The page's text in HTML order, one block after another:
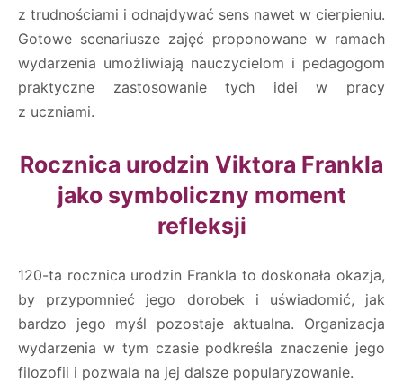
z trudnościami i odnajdywać sens nawet w cierpieniu.
Gotowe scenariusze zajęć proponowane w ramach
wydarzenia umożliwiają nauczycielom i pedagogom
praktyczne zastosowanie tych idei w pracy
z uczniami.
Rocznica urodzin Viktora Frankla
jako symboliczny moment
refleksji
120-ta rocznica urodzin Frankla to doskonała okazja,
by przypomnieć jego dorobek i uświadomić, jak
bardzo jego myśl pozostaje aktualna. Organizacja
wydarzenia w tym czasie podkreśla znaczenie jego
filozofii i pozwala na jej dalsze popularyzowanie.